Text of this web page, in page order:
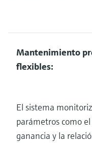
Mantenimiento
flexibles:
El sistema
parámetros como
ganancia y la